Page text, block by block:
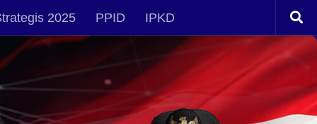
2025 PPID IPKD